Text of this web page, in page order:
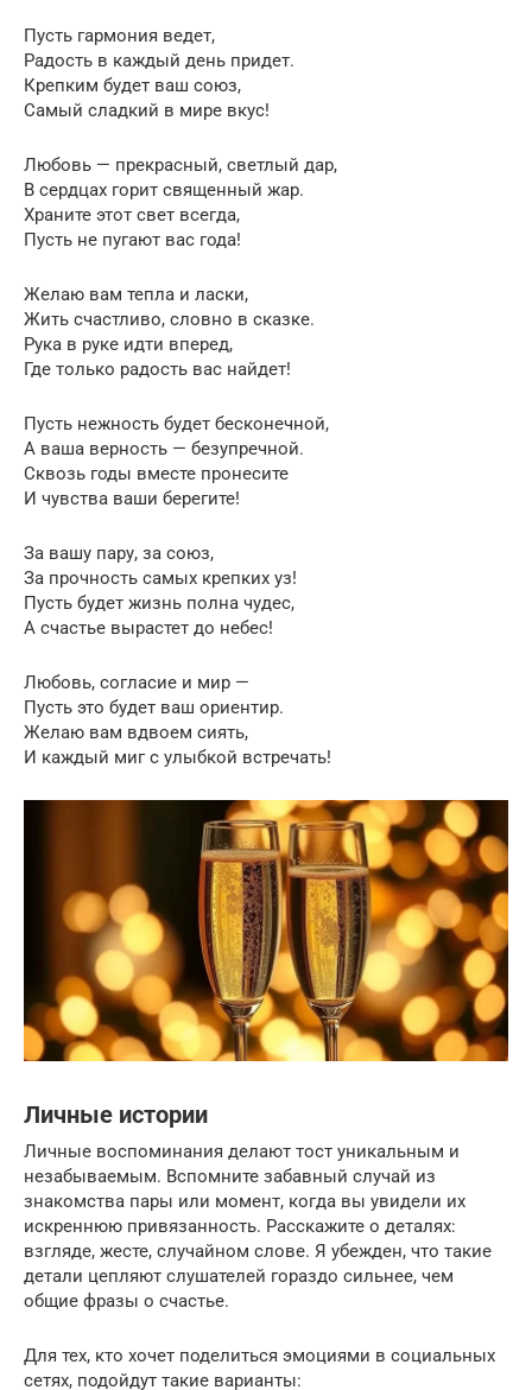
Пусть гармония ведет,
Радость в каждый день придет.
Крепким будет ваш союз,
Самый сладкий в мире вкус!
Любовь — прекрасный, светлый дар,
В сердцах горит священный жар.
Храните этот свет всегда,
Пусть не пугают вас года!
Желаю вам тепла и ласки,
Жить счастливо, словно в сказке.
Рука в руке идти вперед,
Где только радость вас найдет!
Пусть нежность будет бесконечной,
А ваша верность — безупречной.
Сквозь годы вместе пронесите
И чувства ваши берегите!
За вашу пару, за союз,
За прочность самых крепких уз!
Пусть будет жизнь полна чудес,
А счастье вырастет до небес!
Любовь, согласие и мир —
Пусть это будет ваш ориентир.
Желаю вам вдвоем сиять,
И каждый миг с улыбкой встречать!
Личные истории
Личные воспоминания делают тост уникальным и
незабываемым. Вспомните забавный случай из
знакомства пары или момент, когда вы увидели их
искреннюю привязанность. Расскажите о деталях:
взгляде, жесте, случайном слове. Я убежден, что такие
детали цепляют слушателей гораздо сильнее, чем
общие фразы о счастье.
Для тех, кто хочет поделиться эмоциями в социальных
сетях, подойдут такие варианты: